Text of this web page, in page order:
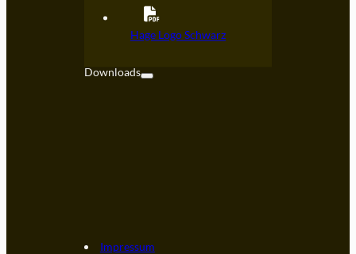
Kontakt
Downloads
Hage Logo Schwarz
Impressum